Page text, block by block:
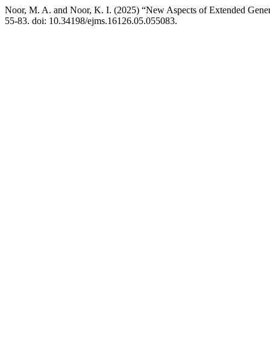
Noor, M. A. and Noor, K. I. (2025) “New Aspects of Extended
55-83. doi: 10.34198/ejms.16126.05.055083.